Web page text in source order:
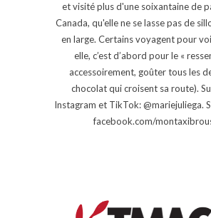
et visité plus d'une soixantaine de
Canada, qu'elle ne se lasse pas de
en large. Certains voyagent pour
elle, c’est d’abord pour le «
accessoirement, goûter tous les
chocolat qui croisent sa route).
Instagram et TikTok: @mariejuliega.
facebook.com/